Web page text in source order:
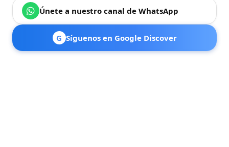
Únete a nuestro canal de WhatsApp
G Síguenos en Google Discover